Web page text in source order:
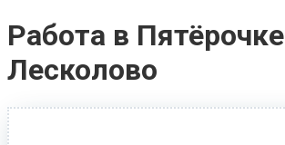
Работа в Пятёрочке
Лесколово